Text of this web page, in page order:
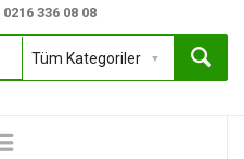
0216 336 08 08